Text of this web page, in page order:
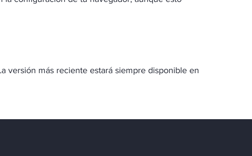
versión más reciente estará siempre disponible en